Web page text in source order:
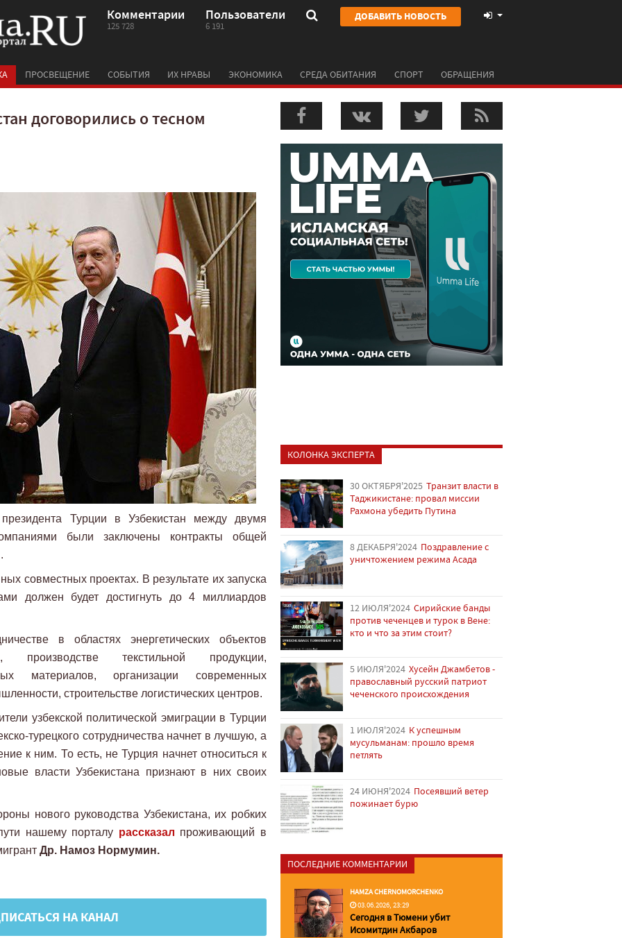
Комментарии
125 728
Пользователи
6 191
ДОБАВИТЬ НОВОСТЬ
ПРОСВЕЩЕНИЕ СОБЫТИЯ ИХ НРАВЫ ЭКОНОМИКА СРЕДА ОБИТАНИЯ СПОРТ ОБРАЩЕНИЯ
договорились о тесном
Турции в Узбекистан между двумя
были заключены контракты общей
совместных проектах. В результате их запуска
должен будет достигнуть до 4 миллиардов
в областях энергетических объектов
текстильной продукции,
материалов, организации современных
строительстве логистических центров.
узбекской политической эмиграции в Турции
турецкого сотрудничества начнет в лучшую, а
к ним. То есть, не Турция начнет относиться к
власти Узбекистана признают в них своих
нового руководства Узбекистана, их робких
нашему порталу рассказал проживающий в
Др. Намоз Нормумин.
НА КАНАЛ
КОЛОНКА ЭКСПЕРТА
30 ОКТЯБРЯ'2025 Транзит власти в
Таджикистане: провал миссии
Рахмона убедить Путина
8 ДЕКАБРЯ'2024 Поздравление с
уничтожением режима Асада
12 ИЮЛЯ'2024 Сирийские банды
против чеченцев и турок в Вене:
кто и что за этим стоит?
5 ИЮЛЯ'2024 Хусейн Джамбетов -
православный русский патриот
чеченского происхождения
1 ИЮЛЯ'2024 К успешным
мусульманам: прошло время
петлять
24 ИЮНЯ'2024 Посеявший ветер
пожинает бурю
ПОСЛЕДНИЕ КОММЕНТАРИИ
HAMZA CHERNOMORCHENKO
03.06.2026, 23:29
Сегодня в Тюмени убит
Исомитдин Акбаров